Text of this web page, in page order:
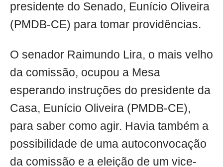
presidente do Senado, Eunício Oliveira
(PMDB-CE) para tomar providências.
O senador Raimundo Lira, o mais velho
da comissão, ocupou a Mesa
esperando instruções do presidente da
Casa, Eunício Oliveira (PMDB-CE),
para saber como agir. Havia também a
possibilidade de uma autoconvocação
da comissão e a eleição de um vice-